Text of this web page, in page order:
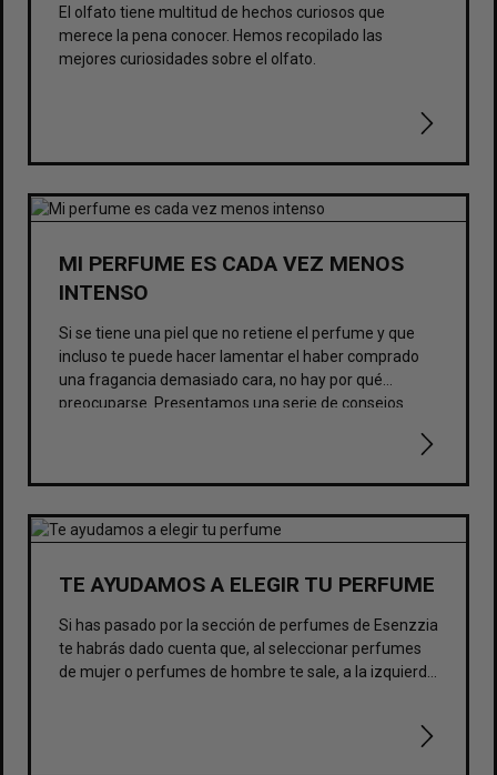
El olfato tiene multitud de hechos curiosos que
merece la pena conocer. Hemos recopilado las
mejores curiosidades sobre el olfato.
MI PERFUME ES CADA VEZ MENOS
INTENSO
Si se tiene una piel que no retiene el perfume y que
incluso te puede hacer lamentar el haber comprado
una fragancia demasiado cara, no hay por qué
preocuparse. Presentamos una serie de consejos
TE AYUDAMOS A ELEGIR TU PERFUME
Si has pasado por la sección de perfumes de Esenzzia
te habrás dado cuenta que, al seleccionar perfumes
de mujer o perfumes de hombre te sale, a la izquierda